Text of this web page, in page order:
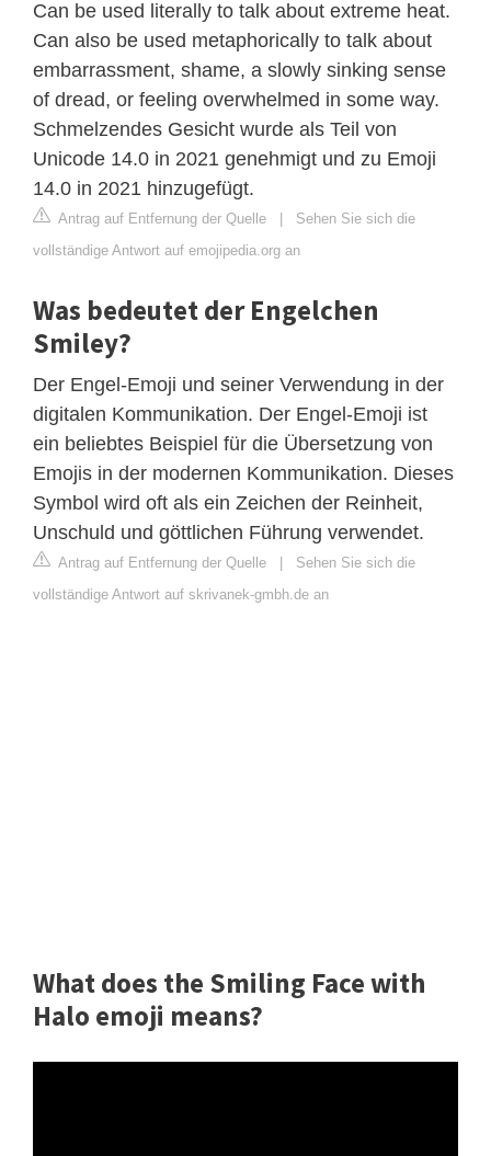
Can be used literally to talk about extreme heat.
Can also be used metaphorically to talk about
embarrassment, shame, a slowly sinking sense
of dread, or feeling overwhelmed in some way.
Schmelzendes Gesicht wurde als Teil von
Unicode 14.0 in 2021 genehmigt und zu Emoji
14.0 in 2021 hinzugefügt.
Antrag auf Entfernung der Quelle
Sehen Sie sich die
vollständige Antwort auf emojipedia.org an
Was bedeutet der Engelchen
Smiley?
Der Engel-Emoji und seiner Verwendung in der
digitalen Kommunikation. Der Engel-Emoji ist
ein beliebtes Beispiel für die Übersetzung von
Emojis in der modernen Kommunikation. Dieses
Symbol wird oft als ein Zeichen der Reinheit,
Unschuld und göttlichen Führung verwendet.
Antrag auf Entfernung der Quelle
Sehen Sie sich die
vollständige Antwort auf skrivanek-gmbh.de an
What does the Smiling Face with
Halo emoji means?